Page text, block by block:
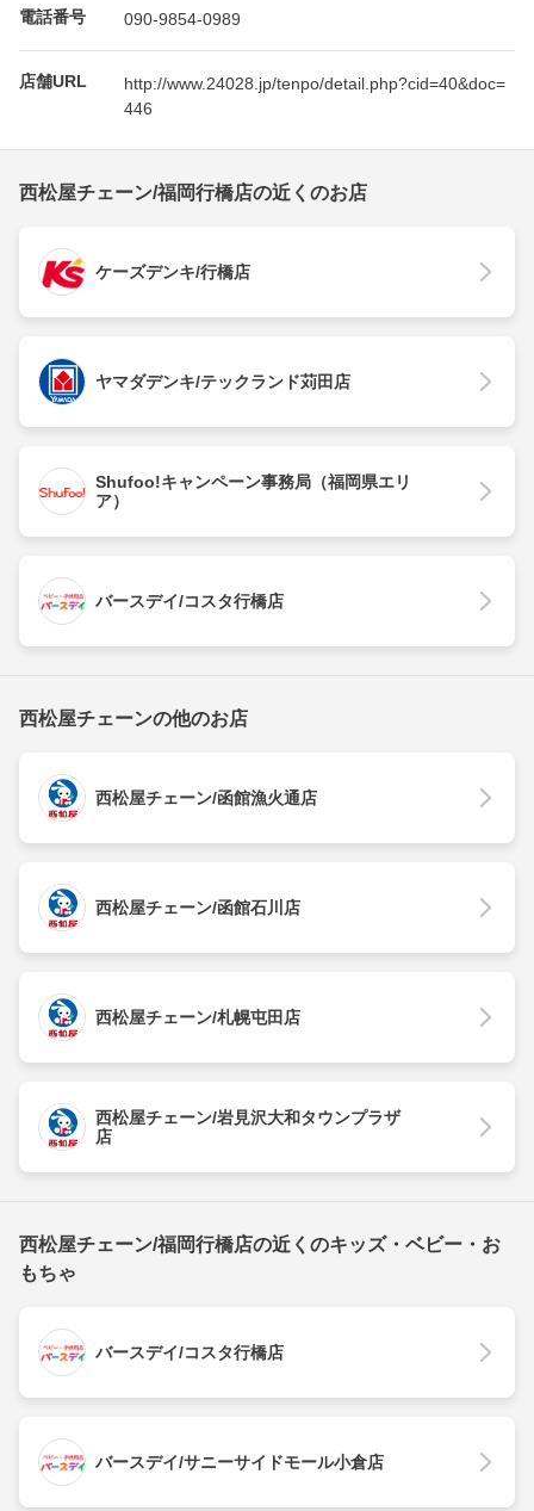
電話番号 090-9854-0989
店舗URL
http://www.24028.jp/tenpo/detail.php?cid=40&doc=
446
西松屋チェーン/福岡行橋店の近くのお店
ケーズデンキ/行橋店
ヤマダデンキ/テックランド苅田店
Shufoo!キャンペーン事務局（福岡県エリ
ア）
バースデイ/コスタ行橋店
西松屋チェーンの他のお店
西松屋チェーン/函館漁火通店
西松屋チェーン/函館石川店
西松屋チェーン/札幌屯田店
西松屋チェーン/岩見沢大和タウンプラザ
店
西松屋チェーン/福岡行橋店の近くのキッズ・ベビー・お
もちゃ
バースデイ/コスタ行橋店
バースデイ/サニーサイドモール小倉店